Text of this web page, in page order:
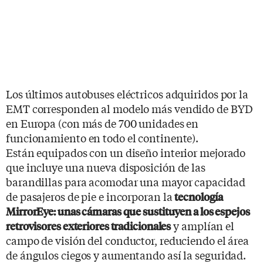
Los últimos autobuses eléctricos adquiridos por la
EMT corresponden al modelo más vendido de BYD
en Europa (con más de 700 unidades en
funcionamiento en todo el continente).
Están equipados con un diseño interior mejorado
que incluye una nueva disposición de las
barandillas para acomodar una mayor capacidad
de pasajeros de pie e incorporan latecnología
MirrorEye: unas cámaras que sustituyen a los espejos
retrovisores exteriores tradicionalesy amplían el
campo de visión del conductor, reduciendo el área
de ángulos ciegos y aumentando así la seguridad.